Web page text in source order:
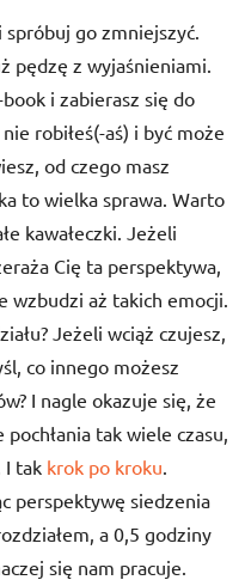
go zmniejszyć.
pędzę z wyjaśnieniami.
i zabierasz się do
robiłeś(-aś) i być może
od czego masz
to wielka sprawa. Warto
kawałeczki. Jeżeli
Cię ta perspektywa,
wzbudzi aż takich emocji.
Jeżeli wciąż czujesz,
co innego możesz
I nagle okazuje się, że
tak wiele czasu,
I tak krok po kroku.
perspektywę siedzenia
a 0,5 godziny
się nam pracuje.